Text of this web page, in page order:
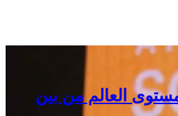
العالم من بين